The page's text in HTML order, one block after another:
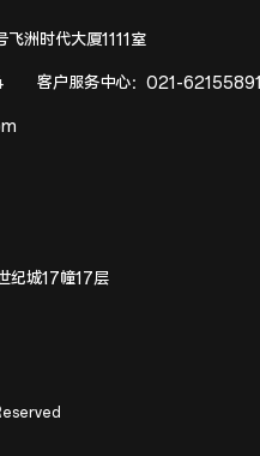
洲时代大厦1111室
客户服务中心：021-62155891
纪城17幢17层